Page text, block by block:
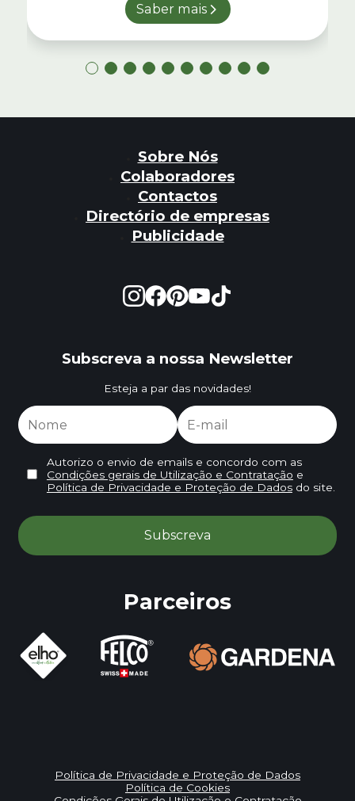
Saber mais
Sobre Nós
Colaboradores
Contactos
Directório de empresas
Publicidade
Subscreva a nossa Newsletter
Esteja a par das novidades!
Autorizo o envio de emails e concordo com as
Condições gerais de Utilização e Contratação e
Política de Privacidade e Proteção de Dadosdo site.
Parceiros
Política de Privacidade e Proteção de Dados
Política de Cookies